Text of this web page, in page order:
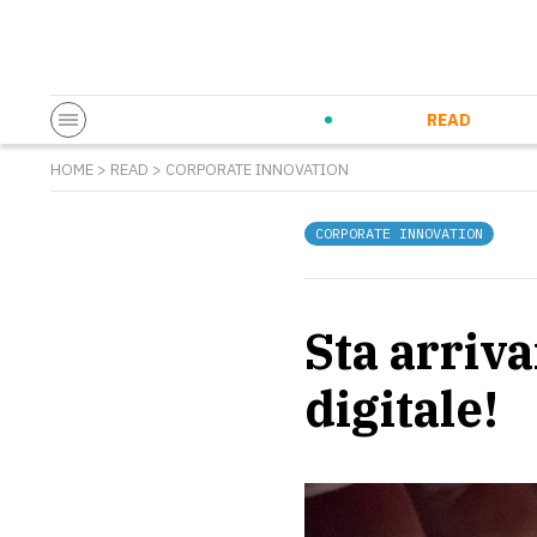
READ
HOME > READ > CORPORATE INNOVATION
CORPORATE INNOVATION
Sta
digitale!